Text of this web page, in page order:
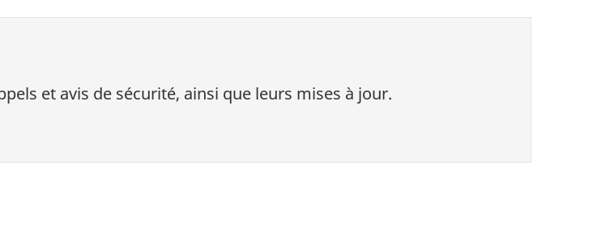
et avis de sécurité, ainsi que leurs mises à jour.